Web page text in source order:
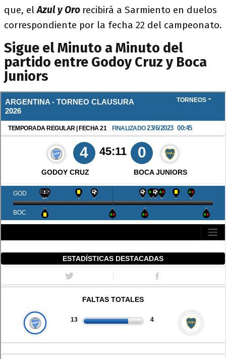
que, elAzul y Oro recibirá a Sarmiento en duelos
correspondiente por la fecha 22 del campeonato.
Sigue el Minuto a Minuto del
partido entre Godoy Cruz y Boca
Juniors